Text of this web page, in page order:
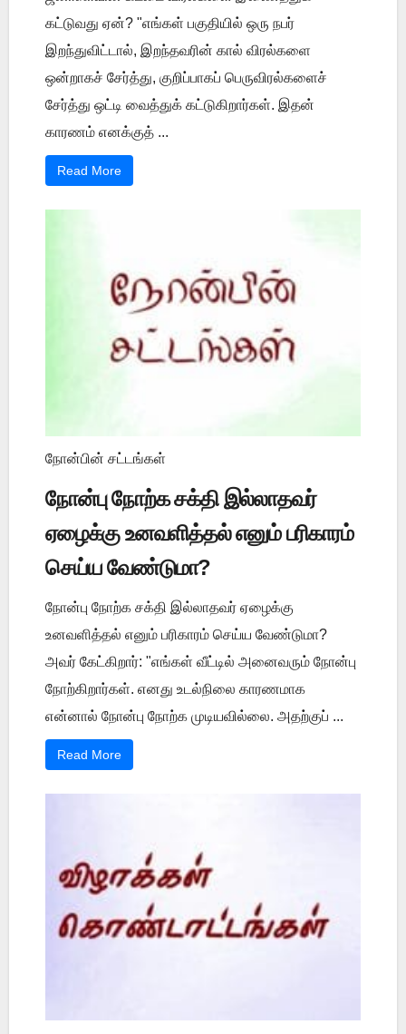
கட்டுவது ஏன்? "எங்கள் பகுதியில் ஒரு நபர்
இறந்துவிட்டால், இறந்தவரின் கால் விரல்களை
ஒன்றாகச் சேர்த்து, குறிப்பாகப் பெருவிரல்களைச்
சேர்த்து ஒட்டி வைத்துக் கட்டுகிறார்கள். இதன்
காரணம் எனக்குத் ...
Read More
நோன்பின் சட்டங்கள்
நோன்பு நோற்க சக்தி இல்லாதவர்
ஏழைக்கு உனவளித்தல் எனும் பரிகாரம்
செய்ய வேண்டுமா?
நோன்பு நோற்க சக்தி இல்லாதவர் ஏழைக்கு
உனவளித்தல் எனும் பரிகாரம் செய்ய வேண்டுமா?
அவர் கேட்கிறார்: "எங்கள் வீட்டில் அனைவரும் நோன்பு
நோற்கிறார்கள். எனது உடல்நிலை காரணமாக
என்னால் நோன்பு நோற்க முடியவில்லை. அதற்குப் ...
Read More